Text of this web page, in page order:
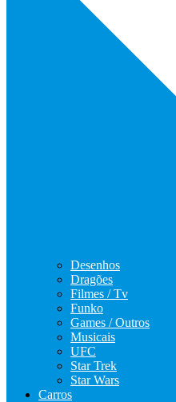
Desenhos
Dragões
Filmes / Tv
Funko
Games / Outros
Musicais
UFC
Star Trek
Star Wars
Carros